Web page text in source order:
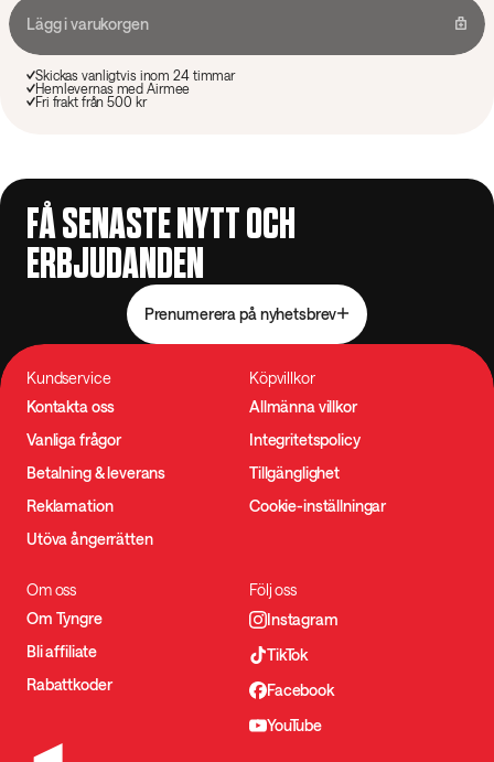
Lägg i varukorgen
Skickas vanligtvis inom 24 timmar
Hemlevernas med Airmee
Fri frakt från 500 kr
FÅ SENASTE NYTT OCH
ERBJUDANDEN
Prenumerera på nyhetsbrev
Kundservice
Kontakta oss
Vanliga frågor
Betalning & leverans
Reklamation
Utöva ångerrätten
Köpvillkor
Allmänna villkor
Integritetspolicy
Tillgänglighet
Cookie-inställningar
Om oss
Om Tyngre
Bli affiliate
Rabattkoder
Följ oss
Instagram
TikTok
Facebook
YouTube